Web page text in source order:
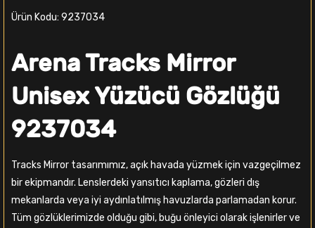
Ürün Kodu: 9237034
Arena Tracks Mirror
Unisex Yüzücü Gözlüğü
9237034
Tracks Mirror tasarımımız, açık havada yüzmek için vazgeçilmez
bir ekipmandır. Lenslerdeki yansıtıcı kaplama, gözleri dış
mekanlarda veya iyi aydınlatılmış havuzlarda parlamadan korur.
Tüm gözlüklerimizde olduğu gibi, buğu önleyici olarak işlenirler ve